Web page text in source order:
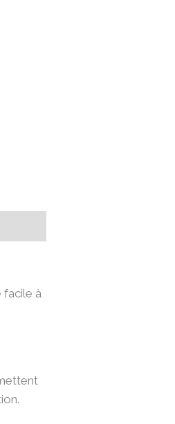
facile à